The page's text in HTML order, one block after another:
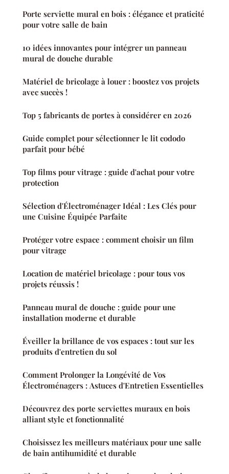
Porte serviette mural en bois : élégance et praticité
pour votre salle de bain
10 idées innovantes pour intégrer un panneau
mural de douche durable
Matériel de bricolage à louer : boostez vos projets
avec succès !
Top 5 fabricants de portes à considérer en 2026
Guide complet pour sélectionner le lit cododo
parfait pour bébé
Top films pour vitrage : guide d'achat pour votre
protection
Sélection d'Électroménager Idéal : Les Clés pour
une Cuisine Équipée Parfaite
Protéger votre espace : comment choisir un film
pour vitrage
Location de matériel bricolage : pour tous vos
projets réussis !
Panneau mural de douche : guide pour une
installation moderne et durable
Éveiller la brillance de vos espaces : tout sur les
produits d'entretien du sol
Comment Prolonger la Longévité de Vos
Électroménagers : Astuces d'Entretien Essentielles
Découvrez des porte serviettes muraux en bois
alliant style et fonctionnalité
Choisissez les meilleurs matériaux pour une salle
de bain antihumidité et durable